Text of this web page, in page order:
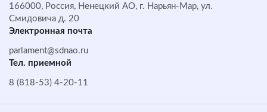
166000, Россия, Ненецкий АО, г. Нарьян-Мар, ул.
Смидовича д. 20
Электронная почта
parlament@sdnao.ru
Тел. приемной
8 (818-53) 4-20-11